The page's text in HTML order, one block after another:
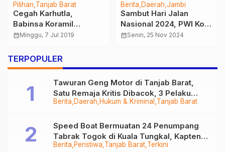
Pilihan Tanjab Barat
Cegah Karhutla,
Babinsa Koramil
Tungkal Ilir Lakukan
calendar_monthMinggu, 7 Jul 2019
Berita Daerah Jambi
Sambut Hari Jalan
Nasional 2024, PWI Kota
Jambi bersama BPJN
Ini Ketentuannya
calendar_monthSenin, 25 Nov 2024
TERPOPULER
Berita Daerah Hukum & Kriminal Tanjab Barat
Tawuran Geng Motor di Tanjab Barat,
Satu Remaja Kritis Dibacok, 3 Pelaku
Ditangkap
Berita Peristiwa Tanjab Barat Terkini
Speed Boat Bermuatan 24 Penumpang
Tabrak Togok di Kuala Tungkal, Kapten
Sempat Hilang